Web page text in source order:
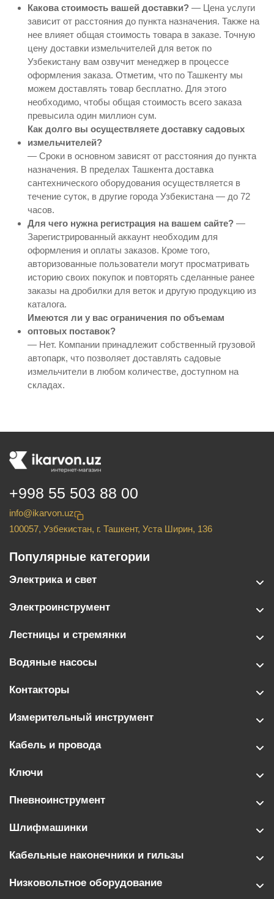
Какова стоимость вашей доставки? — Цена услуги
зависит от расстояния до пункта назначения. Также на
нее влияет общая стоимость товара в заказе. Точную
цену доставки измельчителей для веток по
Узбекистану вам озвучит менеджер в процессе
оформления заказа. Отметим, что по Ташкенту мы
можем доставлять товар бесплатно. Для этого
необходимо, чтобы общая стоимость всего заказа
превысила один миллион сум.
Как долго вы осуществляете доставку садовых
измельчителей?
— Сроки в основном зависят от расстояния до пункта
назначения. В пределах Ташкента доставка
сантехнического оборудования осуществляется в
течение суток, в другие города Узбекистана — до 72
часов.
Для чего нужна регистрация на вашем сайте? —
Зарегистрированный аккаунт необходим для
оформления и оплаты заказов. Кроме того,
авторизованные пользователи могут просматривать
историю своих покупок и повторять сделанные ранее
заказы на дробилки для веток и другую продукцию из
каталога.
Имеются ли у вас ограничения по объемам
оптовых поставок?
— Нет. Компании принадлежит собственный грузовой
автопарк, что позволяет доставлять садовые
измельчители в любом количестве, доступном на
складах.
+998 55 503 88 00
info@ikarvon.uz
100057, Узбекистан, г. Ташкент, Уста Ширин, 136
Популярные категории
Электрика и свет
Электроинструмент
Лестницы и стремянки
Водяные насосы
Контакторы
Измерительный инструмент
Кабель и провода
Ключи
Пневноинструмент
Шлифмашинки
Кабельные наконечники и гильзы
Низковольтное оборудование